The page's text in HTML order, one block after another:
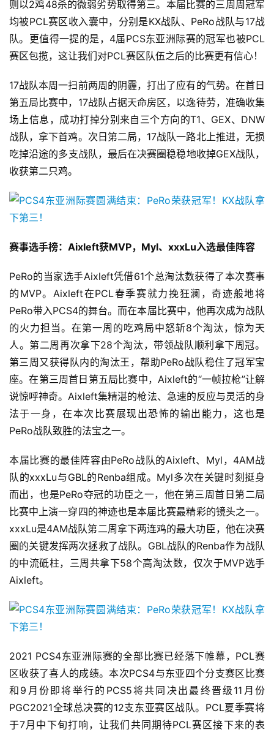
休
闲
游
2
0
2
5
第
三
届
金
茶
奖
7
月
3
0
日
游
对
接
会
上
海
站
中
(
中
国
)
则以2鸡48杀的微弱劣势取得第三。本届比赛的三周周冠军
均被PCL赛区收入囊中，分别是KX战队、PeRo战队与17战
队。更值得一提的是，4届PCS东亚洲际赛的冠军也被PCL
赛区包揽，这让我们对PCL赛区队伍之后的比赛更有信心！
17战队本周一扫前两周的阴霾，打出了应有的气势。在首日
第五局比赛中，17战队占据天命房区，以逸待劳，准确收集
场上信息，成功打掉分别来自三个方向的T1、GEX、DNW
战队，拿下首鸡。次日第二局，17战队一路北上推进，无损
吃掉沿途的多支战队，最后在决赛圈稳稳地收掉GEX战队，
收获第二只鸡。
赛事选手榜：Aixleft获MVP，Myl、xxxLu入选最佳阵容
PeRo的当家选手Aixleft凭借61个总淘汰数获得了本次赛事
的MVP。Aixleft在PCL春季赛就力挽狂澜，奇迹般地将
PeRo带入PCS4的舞台。而在本届比赛中，他再次成为战队
的火力担当。在第一周的吃鸡局中怒斩8个淘汰，惊为天
人。第二周再次拿下28个淘汰，带领战队顺利拿下周冠。
第三周又获得队内的淘汰王，帮助PeRo战队稳住了冠军宝
座。在第三周首日第五局比赛中，Aixleft的“一帧拉枪”让解
说惊呼神奇。Aixleft集精湛的枪法、急速的反应与灵活的身
法于一身，在本次比赛展现出恐怖的输出能力，这也是
PeRo战队致胜的法宝之一。
本届比赛的最佳阵容由PeRo战队的Aixleft、Myl，4AM战
队的xxxLu与GBL的Renba组成。Myl多次在关键时刻挺身
而出，也是PeRo夺冠的功臣之一，他在第三周首日第二局
比赛中上演一穿四的神迹也是本届比赛最精彩的镜头之一。
xxxLu是4AM战队第二周拿下两连鸡的最大功臣，他在决赛
圈的关键发挥两次拯救了战队。GBL战队的Renba作为战队
的中流砥柱，三周共拿下58个高淘汰数，仅次于MVP选手
Aixleft。
2021 PCS4东亚洲际赛的全部比赛已经落下帷幕，PCL赛
区收获了喜人的成绩。本次PCS4与东亚四个分支赛区比赛
和9月份即将举行的PCS5将共同决出最终晋级11月份
PGC2021全球总决赛的12支东亚赛区战队。PCL夏季赛将
于7月中下旬打响，让我们共同期待PCL赛区接下来的表